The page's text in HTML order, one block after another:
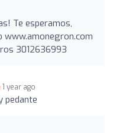
Te esperamos,
www.amonegron.com
3012636993
1 year ago
pedante